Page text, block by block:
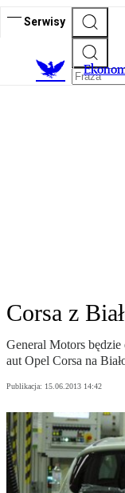
Serwisy
Corsa z
General Motors będzie
aut Opel Corsa na
Publikacja: 15.06.2013 14:42